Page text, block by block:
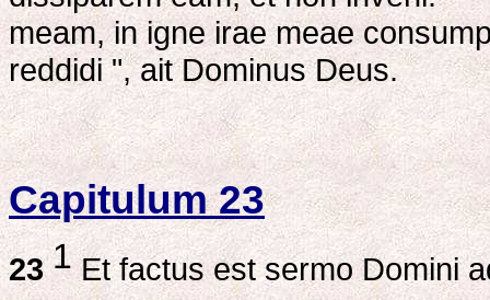
meam, in igne irae meae
reddidi ", ait Dominus Deus.
Capitulum 23
23 1Et factus est sermo Domini